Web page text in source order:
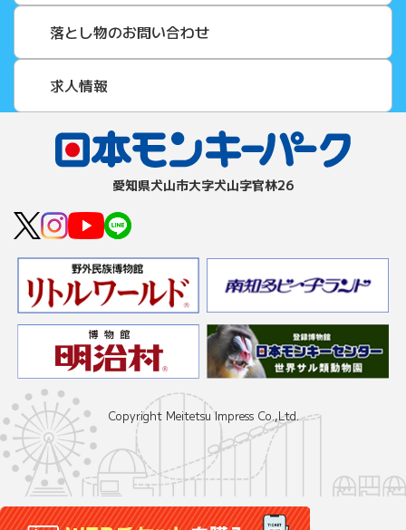
落とし物のお問い合わせ
求人情報
愛知県⽝⼭市⼤字⽝⼭字官林26
Copyright Meitetsu Impress Co.,Ltd.